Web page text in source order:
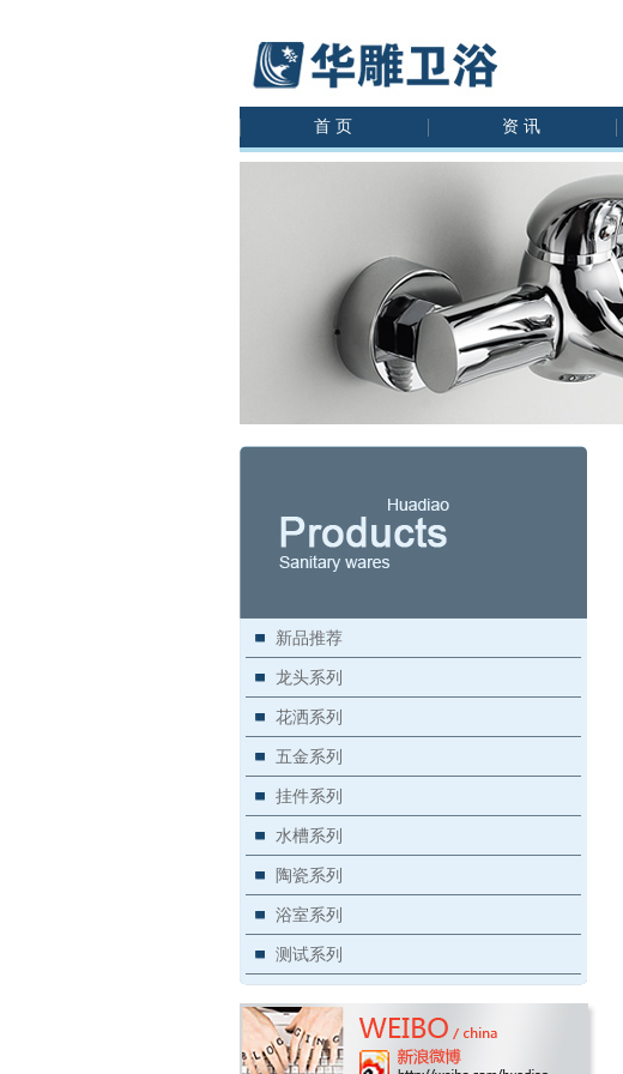
首 页 资 讯
新品推荐
龙头系列
花洒系列
五金系列
挂件系列
水槽系列
陶瓷系列
浴室系列
测试系列